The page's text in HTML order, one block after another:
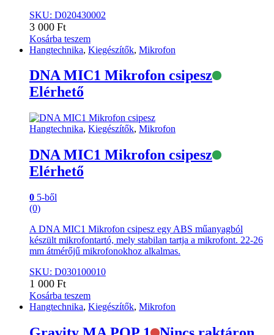
SKU: D020430002
3 000 Ft
Kosárba teszem
Hangtechnika, Kiegészítők, Mikrofon
DNA MIC1 Mikrofon csipesz
Elérhető
Hangtechnika, Kiegészítők, Mikrofon
DNA MIC1 Mikrofon csipesz
Elérhető
0 5-ből
(0)
A DNA MIC1 Mikrofon csipesz egy ABS műanyagból
készült mikrofontartó, mely stabilan tartja a mikrofont. 22-26
mm átmérőjű mikrofonokhoz alkalmas.
SKU: D030100010
1 000 Ft
Kosárba teszem
Hangtechnika, Kiegészítők, Mikrofon